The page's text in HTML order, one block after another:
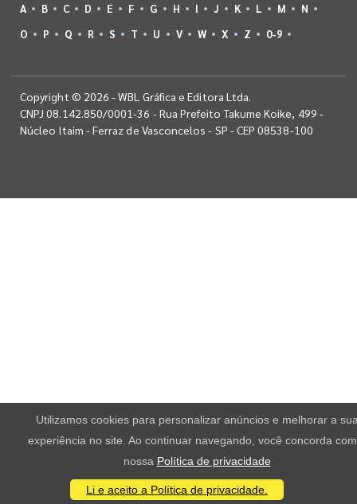
A B C D E F G H I J K L M
N
O
P Q R S T U V W X Z 0-9
Copyright © 2026 - WBL Gráfica e Editora Ltda.
CNPJ 08.142.850/0001-36 - Rua Prefeito Takume Koike, 499 -
Núcleo Itaim - Ferraz de Vasconcelos - SP - CEP 08538-100
Utilizamos cookies para personalizar anúncios e melhorar a
experiência no site. Ao continuar navegando, você concorda
nossa Política de privacidade
Li e aceito a Política de privacidade.